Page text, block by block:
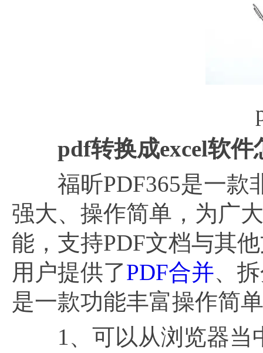
pdf转换成excel软件
福昕PDF365是一款
强大、操作简单，为广
能，支持PDF文档与其
用户提供了PDF合并、
是一款功能丰富操作简
1、可以从浏览器当中